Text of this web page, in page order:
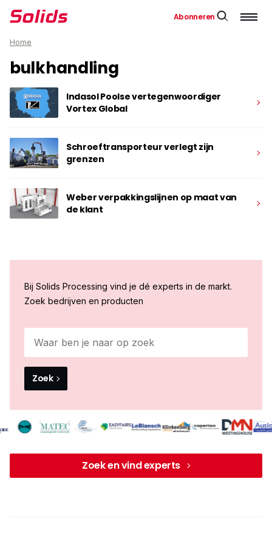
Abonneren
Home
bulkhandling
Indasol Poolse vertegenwoordiger
Vortex Global
Schroeftransporteur verlegt zijn
grenzen
Weber verpakkingslijnen op maat van
de klant
Bij Solids Processing vind je dé experts in de markt.
Zoek bedrijven en producten
Zoek
Zoek en vind experts